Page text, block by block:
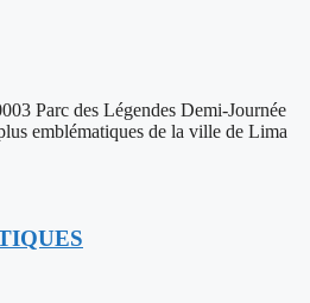
Parc des Légendes Demi-Journée
emblématiques de la ville de Lima